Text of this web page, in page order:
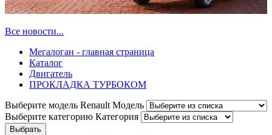
Все новости...
Мегалоган - главная страница
Каталог
Двигатель
ПРОКЛАДКА ТУРБОКОМ
Выберите модель Renault Модель
Выберите категорию Категория